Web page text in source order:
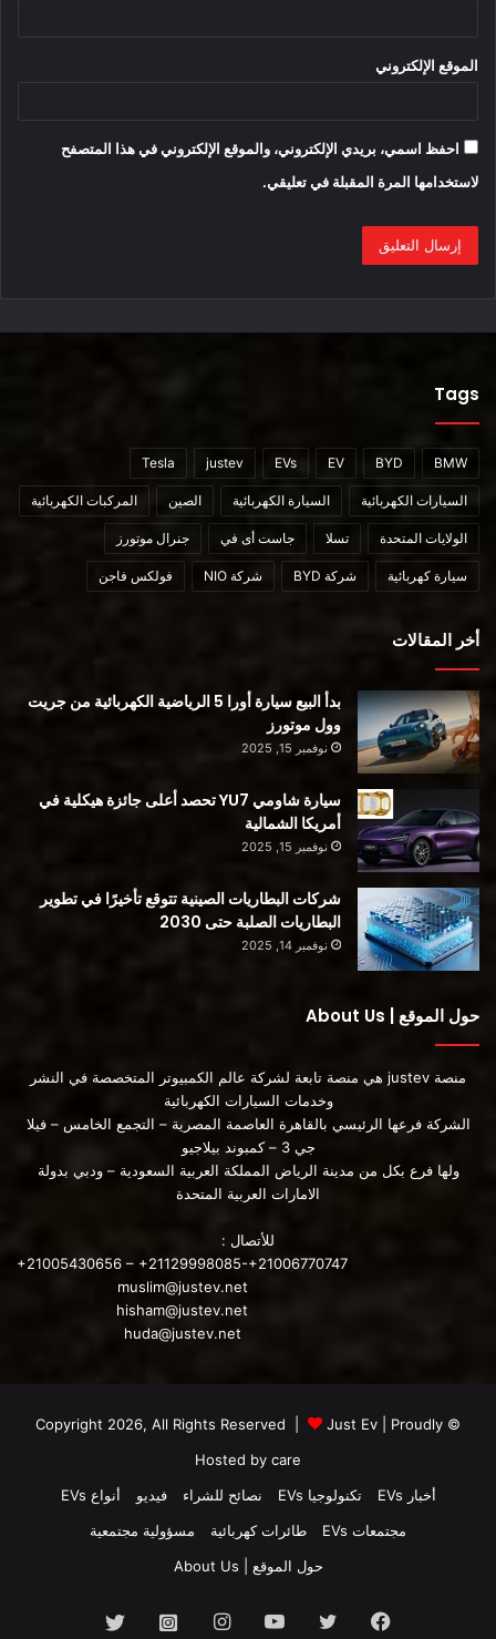
وتشمل الوظائف المساعدة في تغيير المسار والوقوف الذاتي.تأتي
السيارة بخمسة مقاعد جلدية.
محركات Hengchi 5 الكهربائية
من فوسفات الحديد الليثيوم CATL بسعة 72.8 كيلو وات في الساعة
80٪ في 28 دقيقة فقط في ظل وضع الشحن السريع.
المصدر
أقرأ أيضا:
السيارة Hengchi 5
شركة Evergrande
نظام قيادة L2
الموقع الإلكتروني
احفظ اسمي، بريدي الإلكتروني، والموقع الإلكتروني في هذا المتصفح
لاستخدامها المرة المقبلة في تعليقي.
Tags
BMW
BYD
EV
EVs
justev
Tesla
السيارات الكهربائية السيارة الكهربائية الصين المركبات الكهربائية
الولايات المتحدة تسلا جاست أى في جنرال موتورز
سيارة كهربائية شركة BYD شركة NIO فولكس فاجن
أخر المقالات
بدأ البيع سيارة أورا 5 الرياضية الكهربائية من جريت
وول موتورز
نوفمبر 15, 2025
سيارة شاومي YU7 تحصد أعلى جائزة هيكلية في
أمريكا الشمالية
نوفمبر 15, 2025
شركات البطاريات الصينية تتوقع تأخيرًا في تطوير
البطاريات الصلبة حتى 2030
نوفمبر 14, 2025
حول الموقع | About Us
منصة justev هي منصة تابعة لشركة عالم الكمبيوتر المتخصصة في النشر
وخدمات السيارات الكهربائية
الشركة فرعها الرئيسي بالقاهرة العاصمة المصرية – التجمع الخامس – فيلا
جي 3 – كمبوند بيلاجيو
ولها فرع بكل من مدينة الرياض المملكة العربية السعودية – ودبي بدولة
الامارات العربية المتحدة
للأتصال :
+21005430656 – +21129998085-+21006770747
muslim@justev.net
hisham@justev.net
huda@justev.net
© Copyright 2026, All Rights Reserved |
Just Ev | Proudly
Hosted by care
أخبار EVs
تكنولوجيا EVs نصائح للشراء فيديو
أنواع EVs
مجتمعات EVs
طائرات كهربائية
مسؤولية مجتمعية
حول الموقع | About Us
فيسبوك تويتر يوتيوبانستقرامانستجرامتويتر